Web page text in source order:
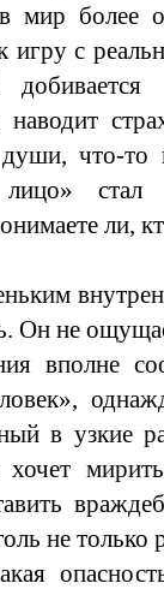
мир более
игру с
что-
стал
ли,
Он не
вполне
в узкие
хочет
не только